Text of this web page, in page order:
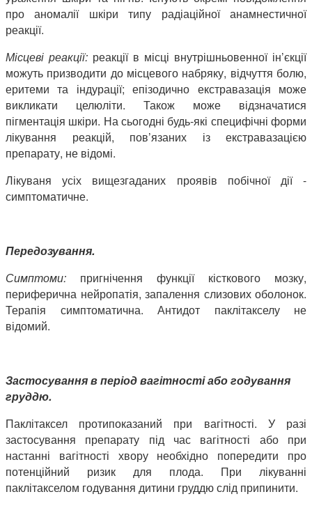
про аномалії шкіри типу радіаційної анамнестичної
реакції.
Місцеві реакції: реакції в місці внутрішньовенної ін’єкції
можуть призводити до місцевого набряку, відчуття болю,
еритеми та індурації; епізодично екстравазація може
викликати целюліти. Також може відзначатися
пігментація шкіри. На сьогодні будь-які специфічні форми
лікування реакцій, пов’язаних із екстравазацією
препарату, не відомі.
Лікуваня усіх вищезгаданих проявів побічної дії -
симптоматичне.
Передозування.
Симптоми: пригнічення функції кісткового мозку,
периферична нейропатія, запалення слизових оболонок.
Терапія симптоматична. Антидот паклітакселу не
відомий.
Застосування в період вагітності або годування
груддю.
Паклітаксел протипоказаний при вагітності. У разі
застосування препарату під час вагітності або при
настанні вагітності хвору необхідно попередити про
потенційний ризик для плода. При лікуванні
паклітакселом годування дитини груддю слід припинити.